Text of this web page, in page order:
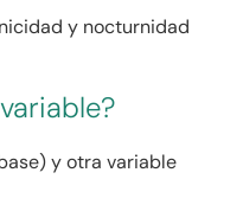
y nocturnidad
y otra variable